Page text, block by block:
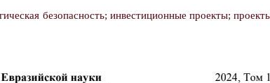
безопасность; инвестиционные проекты;